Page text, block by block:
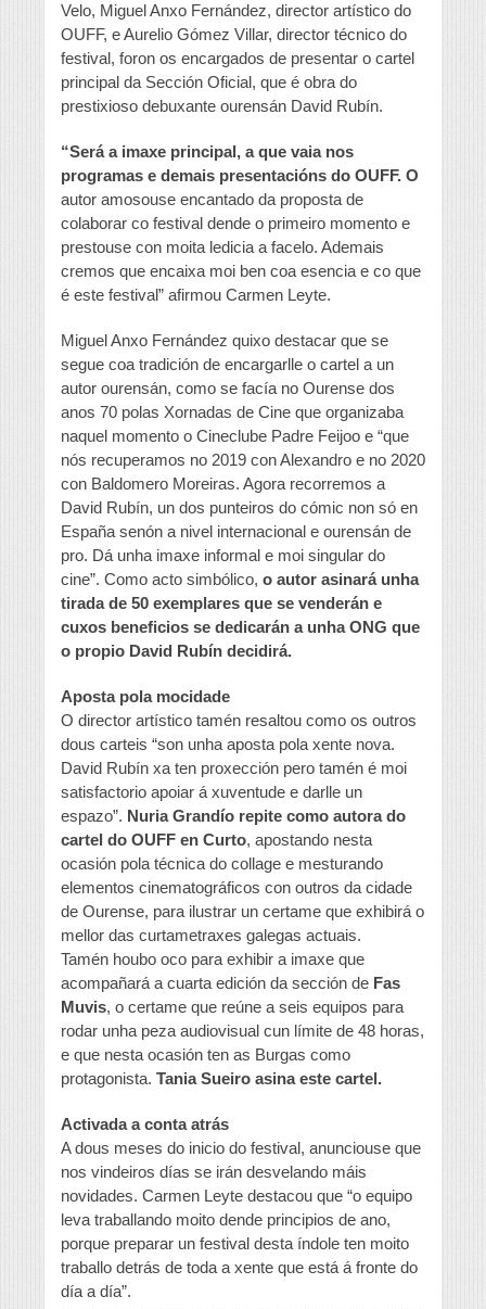
Velo, Miguel Anxo Fernández, director artístico do
OUFF, e Aurelio Gómez Villar, director técnico do
festival, foron os encargados de presentar o cartel
principal da Sección Oficial, que é obra do
prestixioso debuxante ourensán David Rubín.
“Será a imaxe principal, a que vaia nos
programas e demais presentacións do OUFF. O
autor amosouse encantado da proposta de
colaborar co festival dende o primeiro momento e
prestouse con moita ledicia a facelo. Ademais
cremos que encaixa moi ben coa esencia e co que
é este festival” afirmou Carmen Leyte.
Miguel Anxo Fernández quixo destacar que se
segue coa tradición de encargarlle o cartel a un
autor ourensán, como se facía no Ourense dos
anos 70 polas Xornadas de Cine que organizaba
naquel momento o Cineclube Padre Feijoo e “que
nós recuperamos no 2019 con Alexandro e no 2020
con Baldomero Moreiras. Agora recorremos a
David Rubín, un dos punteiros do cómic non só en
España senón a nivel internacional e ourensán de
pro. Dá unha imaxe informal e moi singular do
cine”. Como acto simbólico, o autor asinará unha
tirada de 50 exemplares que se venderán e
cuxos beneficios se dedicarán a unha ONG que
o propio David Rubín decidirá.
Aposta pola mocidade
O director artístico tamén resaltou como os outros
dous carteis “son unha aposta pola xente nova.
David Rubín xa ten proxección pero tamén é moi
satisfactorio apoiar á xuventude e darlle un
espazo”. Nuria Grandío repite como autora do
cartel do OUFF en Curto, apostando nesta
ocasión pola técnica do collage e mesturando
elementos cinematográficos con outros da cidade
de Ourense, para ilustrar un certame que exhibirá o
mellor das curtametraxes galegas actuais.
Tamén houbo oco para exhibir a imaxe que
acompañará a cuarta edición da sección de Fas
Muvis, o certame que reúne a seis equipos para
rodar unha peza audiovisual cun límite de 48 horas,
e que nesta ocasión ten as Burgas como
protagonista. Tania Sueiro asina este cartel.
Activada a conta atrás
A dous meses do inicio do festival, anunciouse que
nos vindeiros días se irán desvelando máis
novidades. Carmen Leyte destacou que “o equipo
leva traballando moito dende principios de ano,
porque preparar un festival desta índole ten moito
traballo detrás de toda a xente que está á fronte do
día a día”.